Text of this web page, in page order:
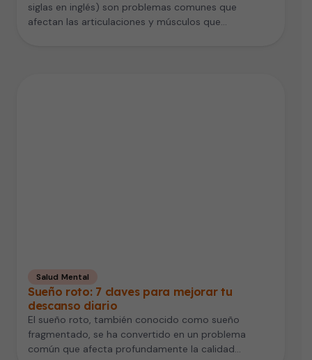
siglas en inglés) son problemas comunes que
afectan las articulaciones y músculos que
Salud Mental
Sueño roto: 7 claves para mejorar tu
descanso diario
El sueño roto, también conocido como sueño
fragmentado, se ha convertido en un problema
común que afecta profundamente la calidad…